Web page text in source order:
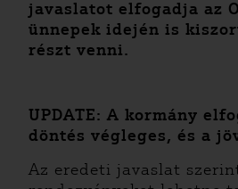
javaslatot elfogadja az
ünnepek idején is
részt venni.
UPDATE: A kormány
döntés végleges, és a
Az eredeti javaslat